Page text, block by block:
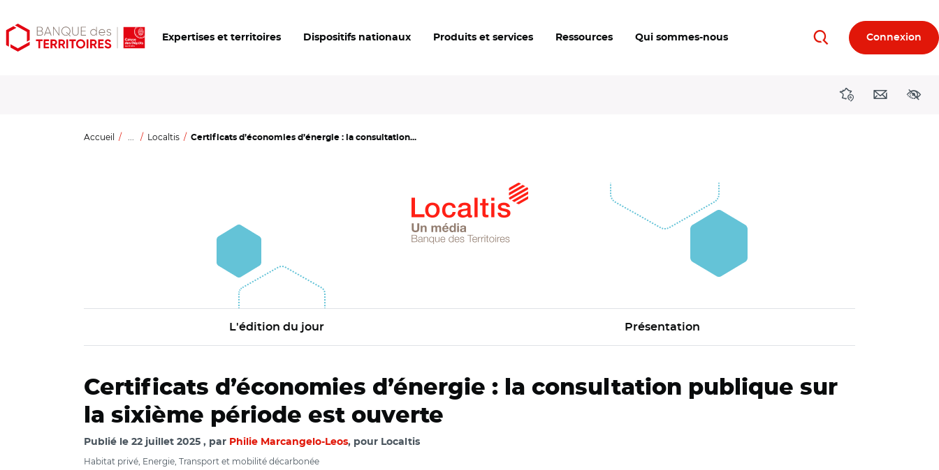
Aller
au
Aller
au
Ouvrir
les
Expertises et territoires Dispositifs nationaux Produits et services Ressources Qui sommes-nous RechercherConnexion
DirectionsContact
Accueil ... Localtis Certificats d’économies d’énergie : la consultation...
L'édition du jour Présentation
Certificats d’économies d’énergie : la consultation publique sur
la sixième période est ouverte
Publié le 22 juillet 2025 par Philie Marcangelo-Leos, pour Localtis
Habitat privé, Energie, Transport et mobilité décarbonée